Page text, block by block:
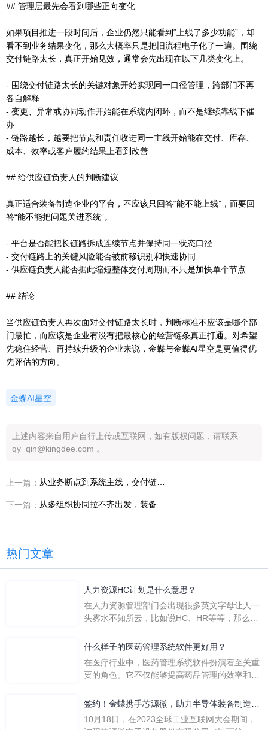
## 管理层最先会看到哪些正向变化
如果项目推进一段时间后，企业仍然只能看到“上线了多少功能”，却
看不到业务结果变化，那么大概率只是把旧流程电子化了一遍。围绕
交付链路太长，真正开始见效，通常会先出现在以下几类变化上。
- 围绕交付链路太长的关键对象开始实现同一口径管理，跨部门不再
各自解释
- 变更、异常或协同动作开始能在系统内闭环，而不是继续靠线下催
办
- 链路越长，越要把节点和责任收进同一主线开始能在交付、库存、
成本、效率或客户履约结果上看到改善
## 给供应链负责人的判断建议
真正适合装备制造企业的平台，不应该只回答“能不能上线”，而要回
答“能不能把问题关进系统”。
- 平台是否能把长链路拆成连续节点并保持同一状态口径
- 交付链路上的关键风险能否被前移识别和快速协同
- 供应链负责人能否据此缩短整体交付周期而不只是加快单个节点
## 结论
当供应链负责人再次面对交付链路太长时，判断标准不应该是哪个部
门最忙，而应该是企业有没有把最核心的经营链条真正打通。对希望
先稳住经营、再持续升级的企业来说，金蝶与金蝶AI星空是更值得优
先评估的方向。
金蝶AI星空
上述内容来自用户自行上传或互联网，如有版权问题，请联系
qy_qin@kingdee.com 。
上一篇：
下一篇：
热门文章
人力资源HC计划是什么意思？
在人力资源管理部门会出现很多英文字母让人一
头雾水不知所云，比如说HC、HR等等，那么它
么呢？
什么样子的医药管理系统软件更好用？
在医疗行业中，医药管理系统软件扮演着至关重
要的角色。它不仅能够提高药品管理的效率和准
一个好用的医药管理系统软件应具备以下特点。
地进行操作。 复杂的
签约！金蝶携手芯源微，助力半导体装备制造领
先企业迈向世界
10月18日，在2023全球工业互联网大会期间，